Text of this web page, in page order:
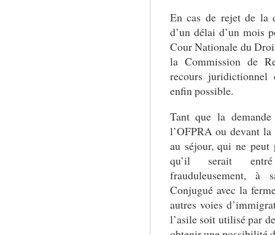
En cas de rejet de la
d’un délai d’un mois
Cour Nationale du
la Commission de
recours juridictionnel
enfin possible.
Tant que la
l’OFPRA ou devant
au séjour, qui ne peut
qu’il serait
frauduleusement, à
Conjugué avec la
autres voies
l’asile soit utilisé par